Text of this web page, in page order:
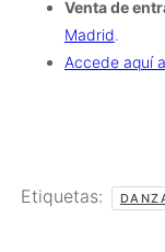
Venta de
Madrid.
Accede aquí
Etiquetas: